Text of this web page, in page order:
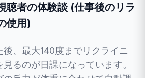
聴者の体験談 (仕事後のリラ
使用)
、最大140度までリクライニ
るのが日課になっています。